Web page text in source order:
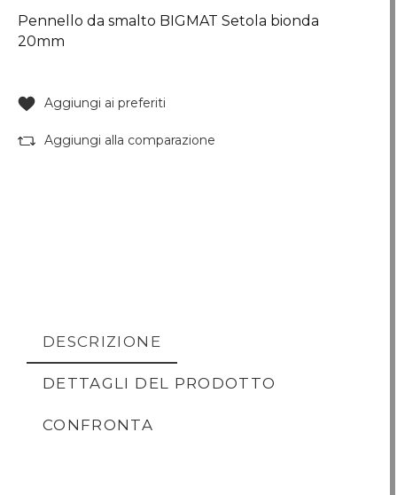
Pennello da smalto BIGMAT Setola bionda
20mm
Aggiungi ai preferiti
Aggiungi alla comparazione
DESCRIZIONE
DETTAGLI DEL PRODOTTO
CONFRONTA